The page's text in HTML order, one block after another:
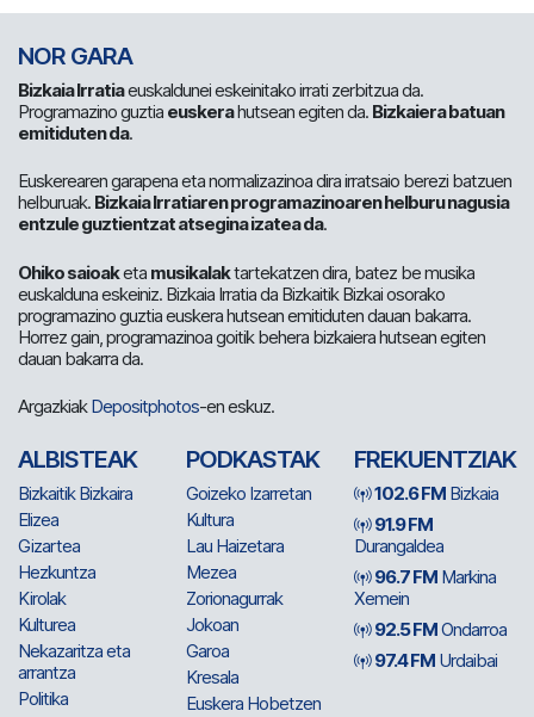
NOR GARA
Bizkaia Irratiaeuskaldunei eskeinitako irrati zerbitzua da.
Programazino guztia euskerahutsean egiten da. Bizkaiera batuan
emitiduten da.
Euskerearen garapena eta normalizazinoa dira irratsaio berezi batzuen
helburuak. Bizkaia Irratiaren programazinoaren helburu nagusia
entzule guztientzat atsegina izatea da.
Ohiko saioaketa musikalaktartekatzen dira, batez be musika
euskalduna eskeiniz. Bizkaia Irratia da Bizkaitik Bizkai osorako
programazino guztia euskera hutsean emitiduten dauan bakarra.
Horrez gain, programazinoa goitik behera bizkaiera hutsean egiten
dauan bakarra da.
ArgazkiakDepositphotos-en eskuz.
ALBISTEAK
Bizkaitik Bizkaira
Elizea
Gizartea
Hezkuntza
Kirolak
Kulturea
Nekazaritza eta
arrantza
Politika
PODKASTAK
Goizeko Izarretan
Kultura
Lau Haizetara
Mezea
Zorionagurrak
Jokoan
Garoa
Kresala
Euskera Hobetzen
FREKUENTZIAK
102.6 FM Bizkaia
91.9 FM
Durangaldea
96.7 FM Markina
Xemein
92.5 FMOndarroa
97.4 FM Urdaibai